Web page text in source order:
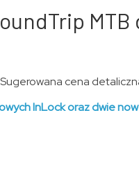
MTB
cena
InLock oraz dwie